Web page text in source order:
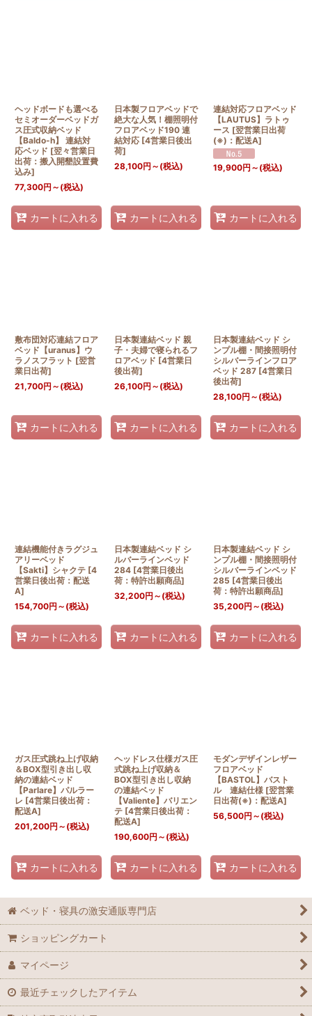
ヘッドボードも選べる
セミオーダーベッドガ
ス圧式収納ベッド
【Baldo-h】 連結対
応ベッド [翌々営業日
出荷：搬入開墾設置費
込み]
77,300円 ～ (税込)
カートに入れる
日本製フロアベッドで
絶大な人気！棚照明付
フロアベッド190 連
結対応 [4営業日後出
荷]
28,100円 ～ (税込)
カートに入れる
連結対応フロアベッド
【LAUTUS】ラトゥ
ース [翌営業日出荷
(※)：配送A]
19,900円 ～ (税込)
カートに入れる
敷布団対応連結フロア
ベッド【uranus】ウ
ラノスフラット [翌営
業日出荷]
21,700円 ～ (税込)
カートに入れる
日本製連結ベッド 親
子・夫婦で寝られるフ
ロアベッド [4営業日
後出荷]
26,100円 ～ (税込)
カートに入れる
日本製連結ベッド シ
ンプル棚・間接照明付
シルバーラインフロア
ベッド 287 [4営業日
後出荷]
28,100円 ～ (税込)
カートに入れる
連結機能付きラグジュ
アリーベッド
【Sakti】シャクテ [4
営業日後出荷：配送
A]
154,700円 ～ (税込)
カートに入れる
日本製連結ベッド シ
ルバーラインベッド
284 [4営業日後出
荷：特許出願商品]
32,200円 ～ (税込)
カートに入れる
日本製連結ベッド シ
ンプル棚・間接照明付
シルバーラインベッド
285 [4営業日後出
荷：特許出願商品]
35,200円 ～ (税込)
カートに入れる
ガス圧式跳ね上げ収納
＆BOX型引き出し収
納の連結ベッド
【Parlare】パルラー
レ [4営業日後出荷：
配送A]
201,200円 ～ (税込)
カートに入れる
ヘッドレス仕様ガス圧
式跳ね上げ収納＆
BOX型引き出し収納
の連結ベッド
【Valiente】バリエン
テ [4営業日後出荷：
配送A]
190,600円 ～ (税込)
カートに入れる
モダンデザインレザー
フロアベッド
【BASTOL】バスト
ル 連結仕様 [翌営業
日出荷(※)：配送A]
56,500円 ～ (税込)
カートに入れる
ベッド・寝具の激安通販専門店
ショッピングカート
マイページ
最近チェックしたアイテム